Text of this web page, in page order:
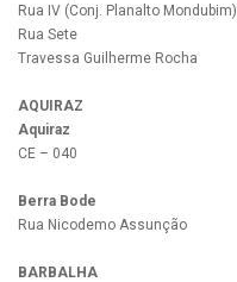
Rua IV (Conj. Planalto Mondubim)
Rua Sete
Travessa Guilherme Rocha
AQUIRAZ
Aquiraz
CE – 040
Berra Bode
Rua Nicodemo Assunção
BARBALHA